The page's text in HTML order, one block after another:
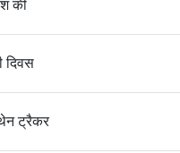
की
दिवस
ट्रैकर